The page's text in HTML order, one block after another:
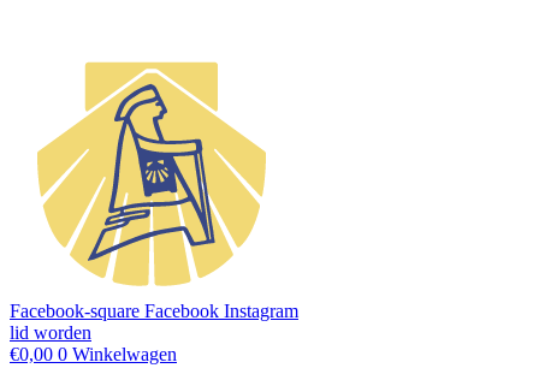
Facebook-square Facebook Instagram
lid worden
€0,00 0 Winkelwagen